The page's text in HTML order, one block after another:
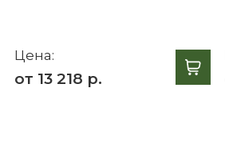
Цена:
от 13 218 р.